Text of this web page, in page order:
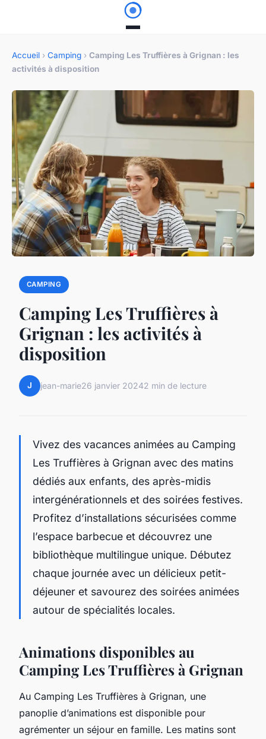
Accueil › Camping › Camping Les Truffières à Grignan : les
activités à disposition
CAMPING
Camping Les Truffières à
Grignan : les activités à
disposition
J jean-marie26 janvier 20242 min de lecture
Vivez des vacances animées au Camping
Les Truffières à Grignan avec des matins
dédiés aux enfants, des après-midis
intergénérationnels et des soirées festives.
Profitez d’installations sécurisées comme
l’espace barbecue et découvrez une
bibliothèque multilingue unique. Débutez
chaque journée avec un délicieux petit-
déjeuner et savourez des soirées animées
autour de spécialités locales.
Animations disponibles au
Camping Les Truffières à Grignan
Au Camping Les Truffières à Grignan, une
panoplie d’animations est disponible pour
agrémenter un séjour en famille. Les matins sont